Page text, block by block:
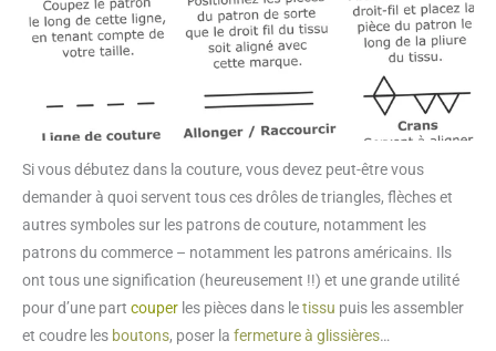
Si vous débutez dans la couture, vous devez peut-être vous
demander à quoi servent tous ces drôles de triangles, flèches et
autres symboles sur les patrons de couture, notamment les
patrons du commerce – notamment les patrons américains. Ils
ont tous une signification (heureusement !!) et une grande utilité
pour d’une part couper les pièces dans letissu puis les assembler
et coudre les boutons, poser la fermeture à glissières…